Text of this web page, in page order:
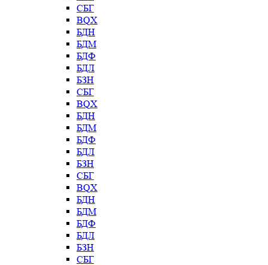
СБГ
BQX
БДН
БДМ
БДФ
БДЛ
БЗН
СБГ
BQX
БДН
БДМ
БДФ
БДЛ
БЗН
СБГ
BQX
БДН
БДМ
БДФ
БДЛ
БЗН
СБГ